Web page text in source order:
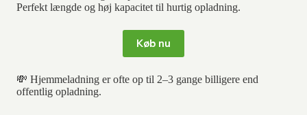
Perfekt længde og høj kapacitet til hurtig opladning.
Køb nu
💸 Hjemmeladning er ofte op til 2–3 gange billigere end
offentlig opladning.